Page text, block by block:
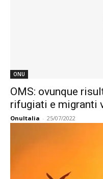
ONU
OMS: ovunque
rifugiati e migranti
OnuItalia - 25/07/2022